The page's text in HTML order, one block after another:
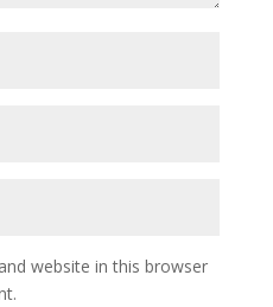
website in this browser